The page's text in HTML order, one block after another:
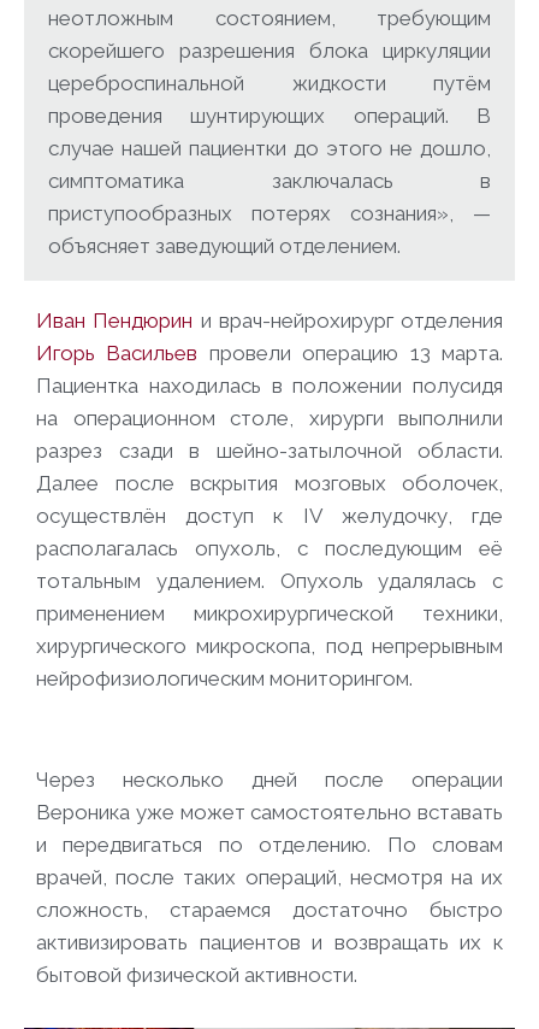
неотложным состоянием, требующим
скорейшего разрешения блока циркуляции
цереброспинальной жидкости путём
проведения шунтирующих операций. В
случае нашей пациентки до этого не дошло,
симптоматика заключалась в
приступообразных потерях сознания», —
объясняет заведующий отделением.
Иван Пендюрин и врач-нейрохирург отделения
Игорь Васильев провели операцию 13 марта.
Пациентка находилась в положении полусидя
на операционном столе, хирурги выполнили
разрез сзади в шейно-затылочной области.
Далее после вскрытия мозговых оболочек,
осуществлён доступ к IV желудочку, где
располагалась опухоль, с последующим её
тотальным удалением. Опухоль удалялась с
применением микрохирургической техники,
хирургического микроскопа, под непрерывным
нейрофизиологическим мониторингом.
Через несколько дней после операции
Вероника уже может самостоятельно вставать
и передвигаться по отделению. По словам
врачей, после таких операций, несмотря на их
сложность, стараемся достаточно быстро
активизировать пациентов и возвращать их к
бытовой физической активности.